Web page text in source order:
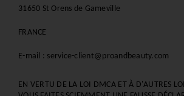
31650 St Orens de Gameville
FRANCE
E-mail : service-client@proandbeauty.com
EN VERTU DE LA LOI DMCA ET À D'AUTRES